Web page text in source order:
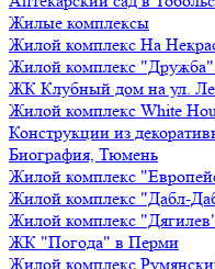
Жилые комплексы
Жилой комплекс На
Жилой комплекс
ЖК Клубный дом на ул.
Жилой комплекс White
Конструкции из
Биография, Тюмень
Жилой комплекс
Жилой комплекс "Дабл-
Жилой комплекс
ЖК "Погода" в Перми
Жилой комплекс